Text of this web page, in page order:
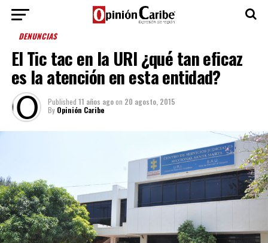
DENUNCIAS
El Tic tac en la URI ¿qué tan eficaz
es la atención en esta entidad?
Published 11 años agoon 20 agosto, 2015
By Opinión Caribe